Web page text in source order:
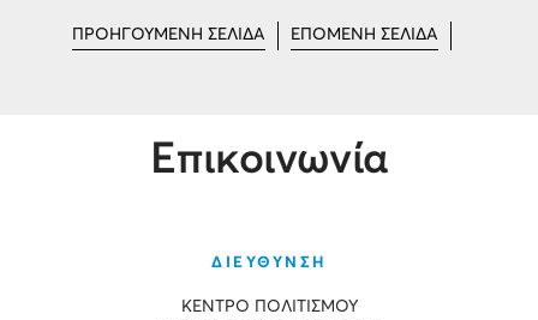
ΠΡΟΗΓΟΥΜΕΝΗ ΣΕΛΙΔΑ ΕΠΟΜΕΝΗ ΣΕΛΙΔΑ
Επικοινωνία
ΔΙΕΥΘΥΝΣΗ
ΚΕΝΤΡΟ ΠΟΛΙΤΙΣΜΟΥ